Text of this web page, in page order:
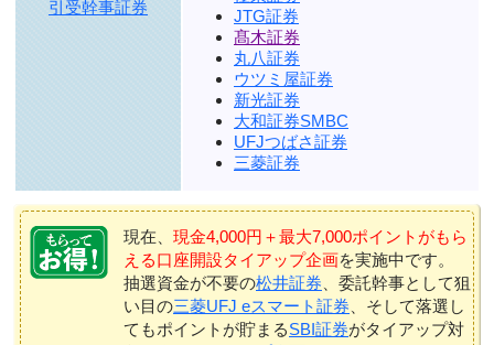
引受幹事証券
JTG証券
髙木証券
丸八証券
ウツミ屋証券
新光証券
大和証券SMBC
UFJつばさ証券
三菱証券
現在、 現金4,000円＋最大7,000ポイントがもら
える口座開設タイアップ企画を実施中です。
抽選資金が不要の松井証券 、委託幹事として狙
い目の三菱UFJ eスマート証券 、そして落選し
てもポイントが貯まるSBI証券がタイアップ対